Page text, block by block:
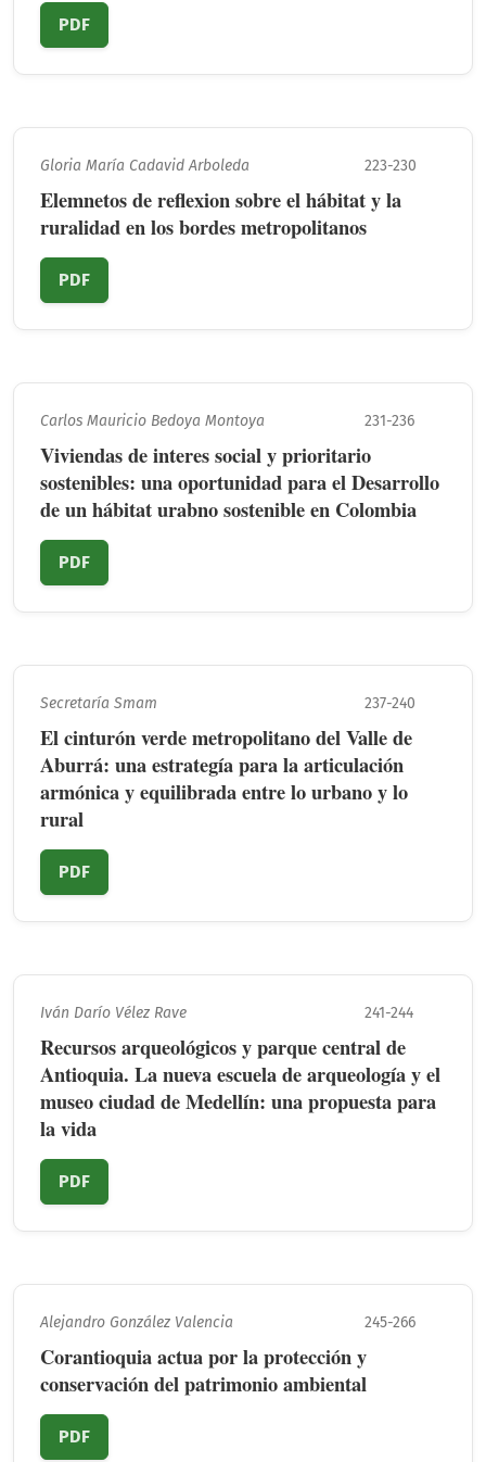
PDF
Gloria María Cadavid Arboleda 223-230
Elemnetos de reflexion sobre el hábitat y la
ruralidad en los bordes metropolitanos
PDF
Carlos Mauricio Bedoya Montoya 231-236
Viviendas de interes social y prioritario
sostenibles: una oportunidad para el Desarrollo
de un hábitat urabno sostenible en Colombia
PDF
Secretaría Smam 237-240
El cinturón verde metropolitano del Valle de
Aburrá: una estrategía para la articulación
armónica y equilibrada entre lo urbano y lo
rural
PDF
Iván Darío Vélez Rave 241-244
Recursos arqueológicos y parque central de
Antioquia. La nueva escuela de arqueología y el
museo ciudad de Medellín: una propuesta para
la vida
PDF
Alejandro González Valencia 245-266
Corantioquia actua por la protección y
conservación del patrimonio ambiental
PDF